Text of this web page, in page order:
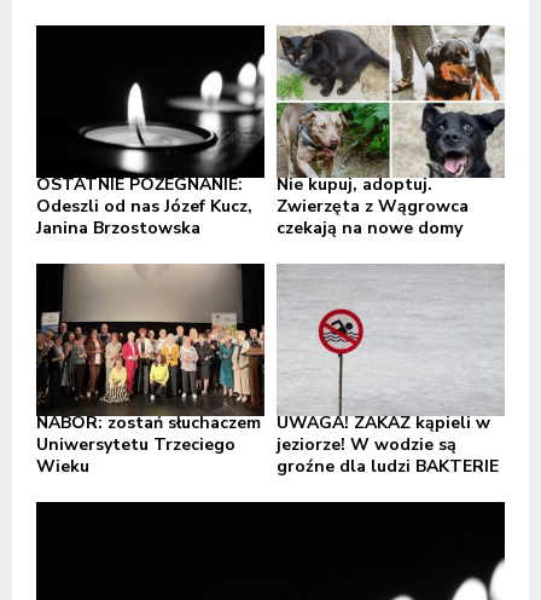
OSTATNIE POŻEGNANIE:
Odeszli od nas Józef Kucz,
Janina Brzostowska
Nie kupuj, adoptuj.
Zwierzęta z Wągrowca
czekają na nowe domy
NABÓR: zostań słuchaczem
Uniwersytetu Trzeciego
Wieku
UWAGA! ZAKAZ kąpieli w
jeziorze! W wodzie są
groźne dla ludzi BAKTERIE